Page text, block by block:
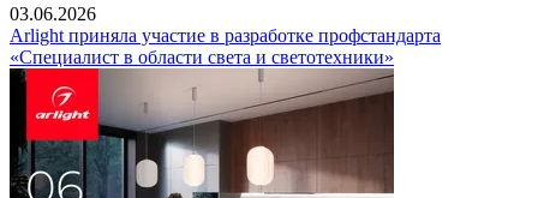
03.06.2026
Arlight приняла участие в разработке профстандарта
«Специалист в области света и светотехники»